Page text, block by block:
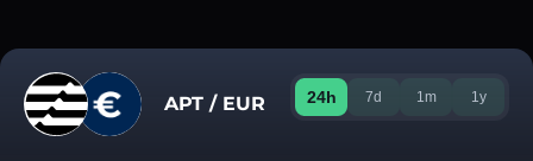
APT / EUR 24h 7d 1m 1y